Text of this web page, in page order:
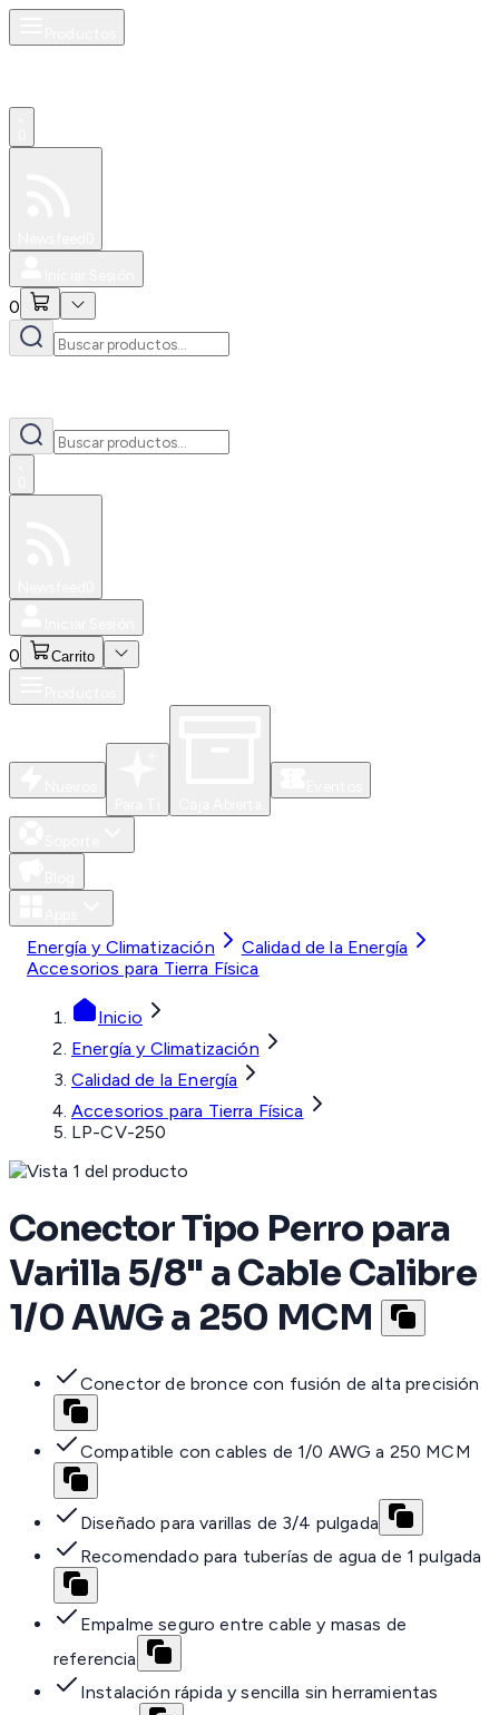
0
0 Carrito
Energía y Climatización
Calidad de la Energía
Accesorios para Tierra Física
Inicio
Energía y Climatización
Calidad de la Energía
Accesorios para Tierra Física
LP-CV-250
Conector Tipo Perro para
Varilla 5/8" a Cable Calibre
1/0 AWG a 250 MCM
Conector de bronce con fusión de alta precisión
Compatible con cables de 1/0 AWG a 250 MCM
Diseñado para varillas de 3/4 pulgada
Recomendado para tuberías de agua de 1 pulgada
Empalme seguro entre cable y masas de
referencia
Instalación rápida y sencilla sin herramientas